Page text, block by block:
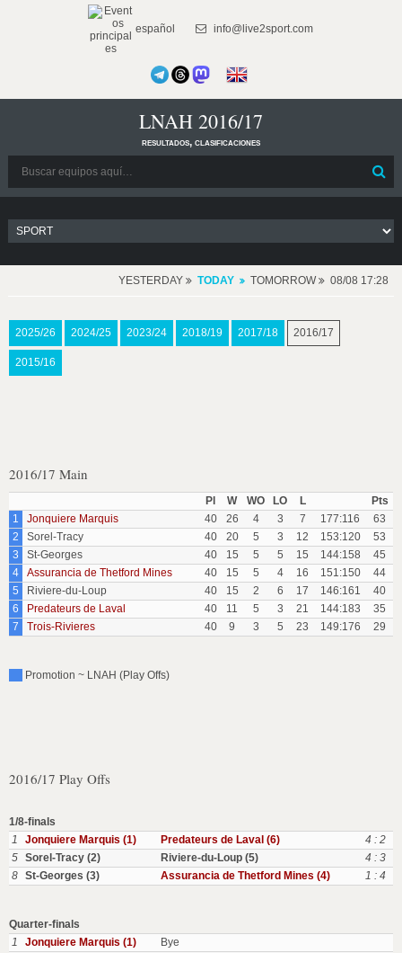
español info@live2sport.com
LNAH 2016/17
resultados, clasificaciones
YESTERDAY TODAY TOMORROW 08/08 17:28
2025/26 2024/25 2023/24 2018/19 2017/18 2016/17
2015/16
2016/17 Main
Pl W WO LO L
Pts
1
Jonquiere Marquis 40 26 4 3 7 177:116
63
2
Sorel-Tracy 40 20 5 3 12 153:120
53
3
St-Georges 40 15 5 5 15 144:158
45
4
Assurancia de Thetford Mines 40 15 5 4 16 151:150
44
5
Riviere-du-Loup 40 15 2 6 17 146:161
40
6
Predateurs de Laval 40 11 5 3 21 144:183
35
7
Trois-Rivieres 40 9 3 5 23 149:176 29
Promotion ~ LNAH (Play Offs)
2016/17 Play Offs
1/8-finals
1
Jonquiere Marquis (1) Predateurs de Laval (6)
4 : 2
5 Sorel-Tracy (2) Riviere-du-Loup (5)
4 : 3
8 St-Georges (3) Assurancia de Thetford Mines (4) 1 : 4
Quarter-finals
1
Jonquiere Marquis (1)
Bye